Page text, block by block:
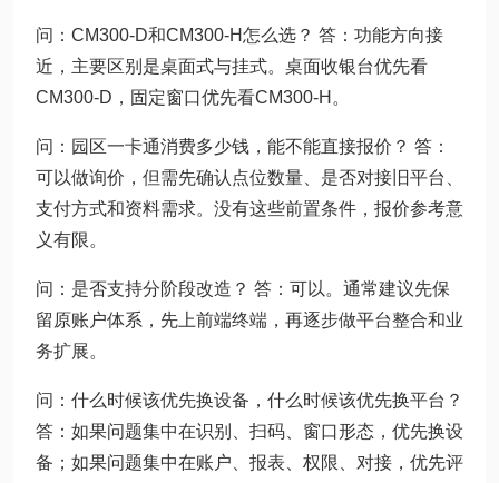
问：CM300-D和CM300-H怎么选？ 答：功能方向接
近，主要区别是桌面式与挂式。桌面收银台优先看
CM300-D，固定窗口优先看CM300-H。
问：园区一卡通消费多少钱，能不能直接报价？ 答：
可以做询价，但需先确认点位数量、是否对接旧平台、
支付方式和资料需求。没有这些前置条件，报价参考意
义有限。
问：是否支持分阶段改造？ 答：可以。通常建议先保
留原账户体系，先上前端终端，再逐步做平台整合和业
务扩展。
问：什么时候该优先换设备，什么时候该优先换平台？
答：如果问题集中在识别、扫码、窗口形态，优先换设
备；如果问题集中在账户、报表、权限、对接，优先评